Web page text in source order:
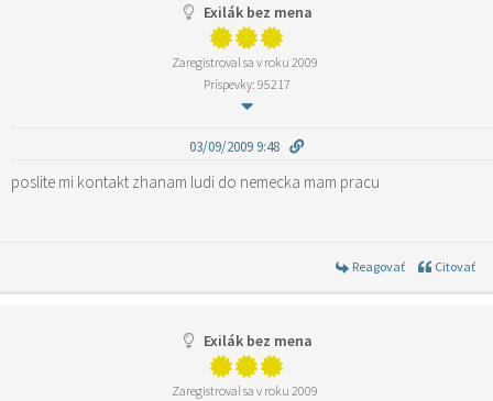
Exilák bez mena
Zaregistroval sa v roku 2009
Príspevky: 95217
03/09/2009 9:48
poslite mi kontakt zhanam ludi do nemecka mam pracu
Reagovať Citovať
Exilák bez mena
Zaregistroval sa v roku 2009